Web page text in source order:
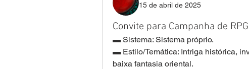
15 de abril de 2025
Convite para Campanha de
▬ Sistema: Sistema próprio.
▬ Estilo/Temática: Intriga histórica,
baixa fantasia oriental.